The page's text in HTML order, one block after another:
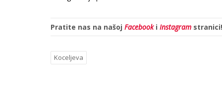
Pratite nas na našoj Facebooki Instagram stranici!
Koceljeva